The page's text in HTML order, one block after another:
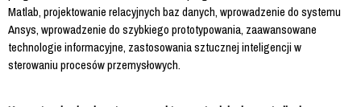
Matlab, projektowanie relacyjnych baz danych, wprowadzenie do systemu
Ansys, wprowadzenie do szybkiego prototypowania, zaawansowane
technologie informacyjne, zastosowania sztucznej inteligencji w
sterowaniu procesów przemysłowych.